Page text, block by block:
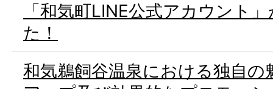
「和気町LINE公式アカウント
た！
和気鵜飼谷温泉における独自